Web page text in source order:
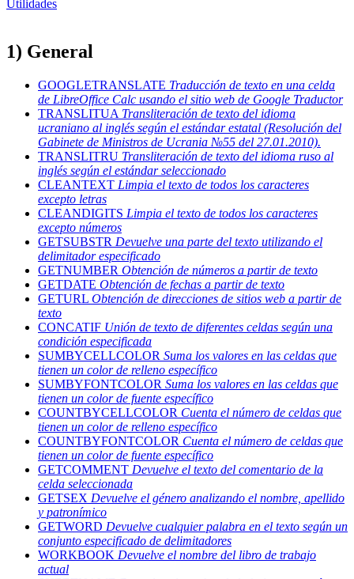
Utilidades
1) General
GOOGLETRANSLATE Traducción de texto en una celda
de LibreOffice Calc usando el sitio web de Google Traductor
TRANSLITUA Transliteración de texto del idioma
ucraniano al inglés según el estándar estatal (Resolución del
Gabinete de Ministros de Ucrania №55 del 27.01.2010).
TRANSLITRU Transliteración de texto del idioma ruso al
inglés según el estándar seleccionado
CLEANTEXT Limpia el texto de todos los caracteres
excepto letras
CLEANDIGITS Limpia el texto de todos los caracteres
excepto números
GETSUBSTR Devuelve una parte del texto utilizando el
delimitador especificado
GETNUMBER Obtención de números a partir de texto
GETDATE Obtención de fechas a partir de texto
GETURL Obtención de direcciones de sitios web a partir de
texto
CONCATIF Unión de texto de diferentes celdas según una
condición especificada
SUMBYCELLCOLOR Suma los valores en las celdas que
tienen un color de relleno específico
SUMBYFONTCOLOR Suma los valores en las celdas que
tienen un color de fuente específico
COUNTBYCELLCOLOR Cuenta el número de celdas que
tienen un color de relleno específico
COUNTBYFONTCOLOR Cuenta el número de celdas que
tienen un color de fuente específico
GETCOMMENT Devuelve el texto del comentario de la
celda seleccionada
GETSEX Devuelve el género analizando el nombre, apellido
y patronímico
GETWORD Devuelve cualquier palabra en el texto según un
conjunto especificado de delimitadores
WORKBOOK Devuelve el nombre del libro de trabajo
actual